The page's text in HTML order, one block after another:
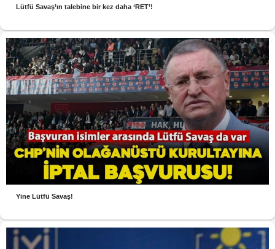
Lütfü Savaş’ın talebine bir kez daha ‘RET’!
Yine Lütfü Savaş!